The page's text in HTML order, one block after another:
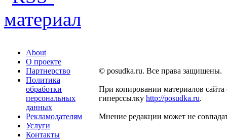
About
О проекте
Партнерство
Политика
обработки
персональных
данных
Рекламодателям
Услуги
Контакты
© posudka.ru. Все права защищены.
При копировании материалов сайта
гиперссылку http://posudka.ru.
Мнение редакции может не